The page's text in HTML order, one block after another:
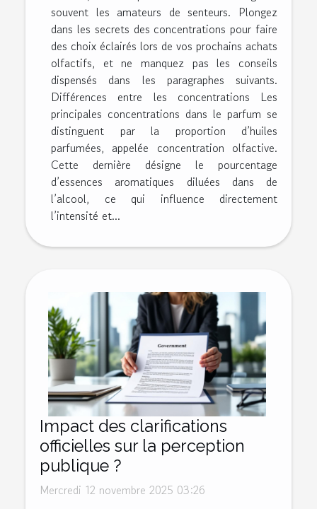
souvent les amateurs de senteurs. Plongez
dans les secrets des concentrations pour faire
des choix éclairés lors de vos prochains achats
olfactifs, et ne manquez pas les conseils
dispensés dans les paragraphes suivants.
Différences entre les concentrations Les
principales concentrations dans le parfum se
distinguent par la proportion d’huiles
parfumées, appelée concentration olfactive.
Cette dernière désigne le pourcentage
d’essences aromatiques diluées dans de
l’alcool, ce qui influence directement
l’intensité et...
Impact des clarifications
officielles sur la perception
publique ?
Mercredi 12 novembre 2025 03:26